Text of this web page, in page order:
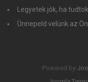
Legyetek jók, ha tudtok
Ünnepeld velünk az
Powered by